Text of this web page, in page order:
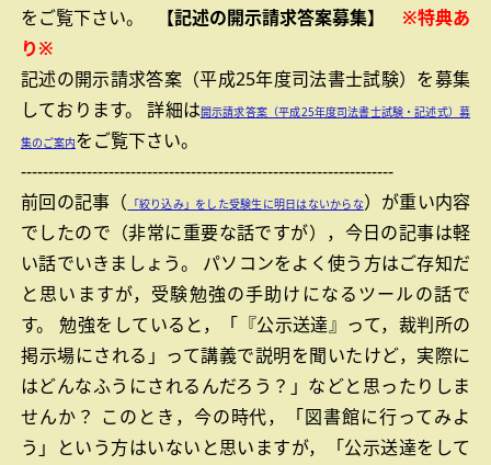
をご覧下さい。
【記述の開示請求答案募集】 ※特典あ
り※
記述の開示請求答案（平成25年度司法書士試験）を募集
しております。
詳細は開示請求答案（平成25年度司法書士試験・記述式）募
集のご案内をご覧下さい。
--------------------------------------------------------------------
前回の記事（ 「絞り込み」をした受験生に明日はないからな）が重い内容
でしたので（非常に重要な話ですが），今日の記事は軽
い話でいきましょう。
パソコンをよく使う方はご存知だ
と思いますが，受験勉強の手助けになるツールの話で
す。
勉強をしていると，「『公示送達』って，裁判所の
掲示場にされる」って講義で説明を聞いたけど，実際に
はどんなふうにされるんだろう？」などと思ったりしま
せんか？ このとき，今の時代，「図書館に行ってみよ
う」という方はいないと思いますが，「公示送達をして